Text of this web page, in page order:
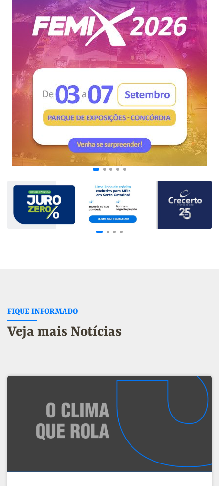
FIQUE INFORMADO
Veja mais Notícias